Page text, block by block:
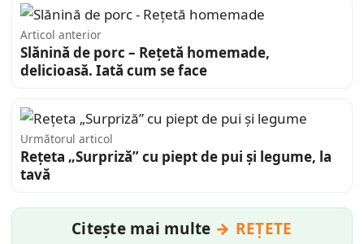
Articol anterior
Slănină de porc – Rețetă homemade,
delicioasă. Iată cum se face
Următorul articol
Rețeta „Surpriză” cu piept de pui și legume, la
tavă
Citește mai multe REȚETE